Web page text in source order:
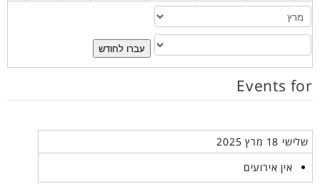
עברו לחודש
Events for
שלישי 18 מרץ 2025
אין אירועים